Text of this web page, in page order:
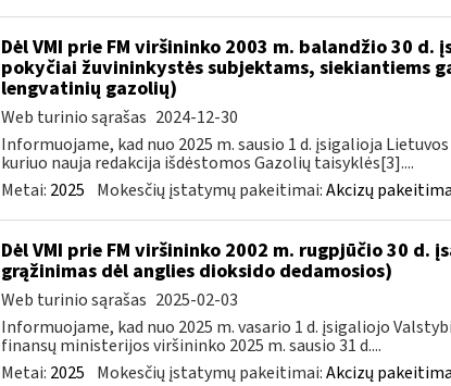
Dėl VMI prie FM viršininko 2003 m. balandžio 30
pokyčiai žuvininkystės subjektams, siekiantiems
lengvatinių gazolių)
Web turinio sąrašas 2024-12-30
Informuojame, kad nuo 2025 m. sausio 1 d. įsigalioja
kuriuo nauja redakcija išdėstomos Gazolių taisyklės[3]....
Metai: 2025 Mokesčių įstatymų pakeitimai:Akcizų
Dėl VMI prie FM viršininko 2002 m. rugpjūčio 30 d.
grąžinimas dėl anglies dioksido dedamosios)
Web turinio sąrašas 2025-02-03
Informuojame, kad nuo 2025 m. vasario 1 d. įsigaliojo
finansų ministerijos viršininko 2025 m. sausio 31 d....
Metai: 2025 Mokesčių įstatymų pakeitimai:Akcizų